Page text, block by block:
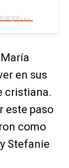
U
na publicación compartida por Emiliopinargoteoficial (@emiliopinargoteoficial)
en sus
cristiana.
este paso
como
Stefanie